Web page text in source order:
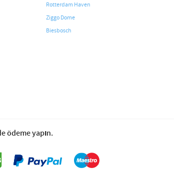
Rotterdam Haven
Ziggo Dome
Biesbosch
ödeme yapın.